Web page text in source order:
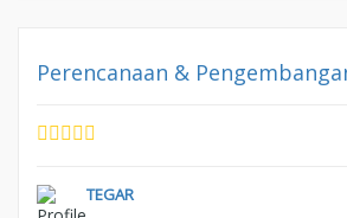
Perencanaan &
TEGAR